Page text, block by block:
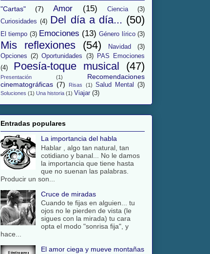
"Cartas" (7) Amor (15) Ciencia
(3)
Curiosidades (4) Del día a día... (50)
El tiempo (3) Emociones (13) Género lírico (3)
Mis reflexiones (54) Navidad
(3)
Opciones (2) Oportunidades (3)
PAS Emociones
(4)
Poesía-toque musical (47)
Presentación (1)
Recomendaciones
cinematográficas (7) Risas (1) Salud Mental (3)
Soluciones (1) Una historia (1) Viajar (3)
Entradas populares
La importancia del habla
Hablar , algo tan natural, tan
cotidiano y banal... No le damos
la importancia que tiene hasta
que no suenan las palabras.
Producir un son...
Cruce de miradas
Cuando te fijas en alguien... tu
ojos no le pierden de vista (le
sigues con la mirada) tu cara
opta el modo "sonrisa fija", y
hace...
El amor ciega y mueve montañas